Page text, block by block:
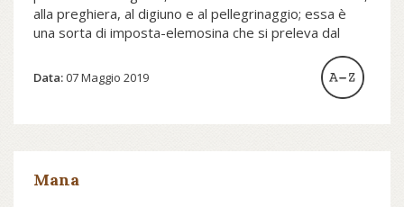
alla preghiera, al digiuno e al pellegrinaggio; essa è
una sorta di imposta-elemosina che si preleva dal
destinata
Data:07 Maggio 2019
Mana